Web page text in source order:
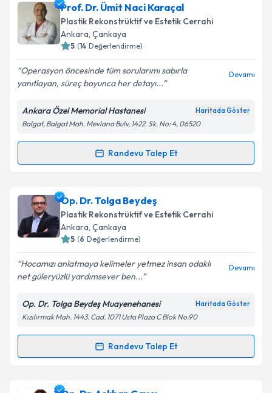
Op. Dr. Hasan Ateşiçin randevu takvimi talebi
oluşturun. Size bu uzmandan randevu almanız için bir
takvim hazırlandığında e-posta ile bilgilendireceğiz.
Kişisel verilerimin işlenmesine ilişkin
Aydınlatma
Metni'ni okudum ve kişisel verilerimin belirtilen
kapsamda işlenmesini kabul ediyorum.
Prof. Dr. Ümit Naci Karaçal
Plastik Rekonstrüktif ve Estetik Cerrahi
Ankara, Çankaya
5 (14 Değerlendirme)
Operasyon öncesinde tüm sorularımı sabırla
yanıtlayan, süreç boyunca her detayı...
Devamı
Ankara Özel Memorial Hastanesi Haritada Göster
Balgat, Balgat Mah. Mevlana Bulv, 1422. Sk. No: 4, 06520
Randevu Talep Et
Randevu Takvimi Talebi
Prof. Dr. Ümit Naci Karaçaliçin randevu takvimi
talebi oluşturun. Size bu uzmandan randevu almanız
için bir takvim hazırlandığında e-posta ile
bilgilendireceğiz.
E-posta Adresiniz
Kişisel verilerimin işlenmesine ilişkinAydınlatma
Metni'ni okudum ve kişisel verilerimin belirtilen
kapsamda işlenmesini kabul ediyorum.
Op. Dr. Tolga Beydeş
Plastik Rekonstrüktif ve Estetik Cerrahi
Ankara, Çankaya
5 (6 Değerlendirme)
Hocamızı anlatmaya kelimeler yetmez insan odaklı
net güleryüzlü yardımsever ben...
Devamı
Op. Dr. Tolga Beydeş Muayenehanesi Haritada Göster
Kızılırmak Mah. 1443. Cad. 1071 Usta Plaza C Blok No.90
Randevu Talep Et
Randevu Takvimi Talebi